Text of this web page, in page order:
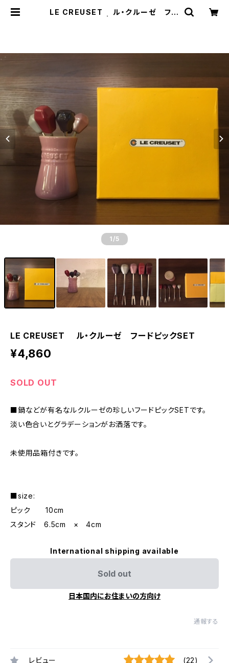
LE CREUSET ル・クルーゼ フー
1 /5
LE CREUSET ル・クルーゼ フードピックSET
¥4,860
SOLD OUT
■鍋などが有名なルクルーゼの珍しいフードピックSETです。
淡い色合いとグラデーションがお洒落です。
未使用品箱付きです。
■size:
ピック 10cm
スタンド 6.5cm × 4cm
International shipping available
Sold out
日本国内にお住まいの方向け
通報する
レビュー (22)